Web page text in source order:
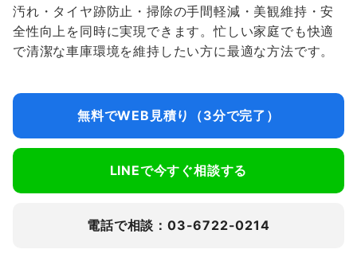
汚れ・タイヤ跡防止・掃除の手間軽減・美観維持・安
全性向上を同時に実現できます。忙しい家庭でも快適
で清潔な車庫環境を維持したい方に最適な方法です。
無料でWEB見積り（3分で完了）
LINEで今すぐ相談する
電話で相談：03-6722-0214